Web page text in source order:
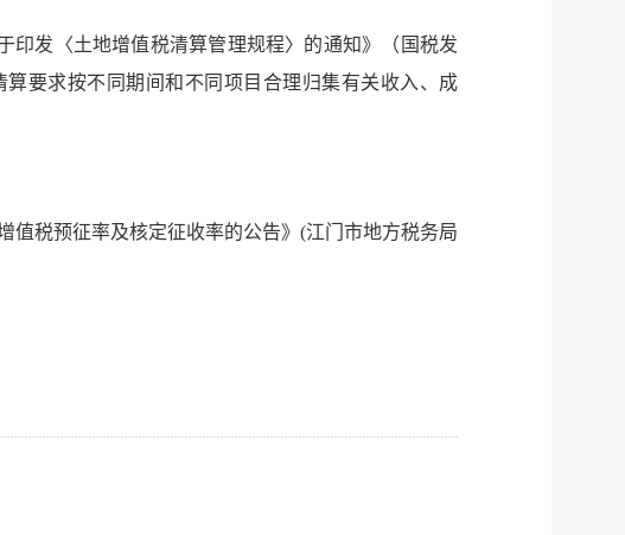
印发〈土地增值税清算管理规程〉的通知》（国税发
算要求按不同期间和不同项目合理归集有关收入、成
值税预征率及核定征收率的公告》(江门市地方税务局